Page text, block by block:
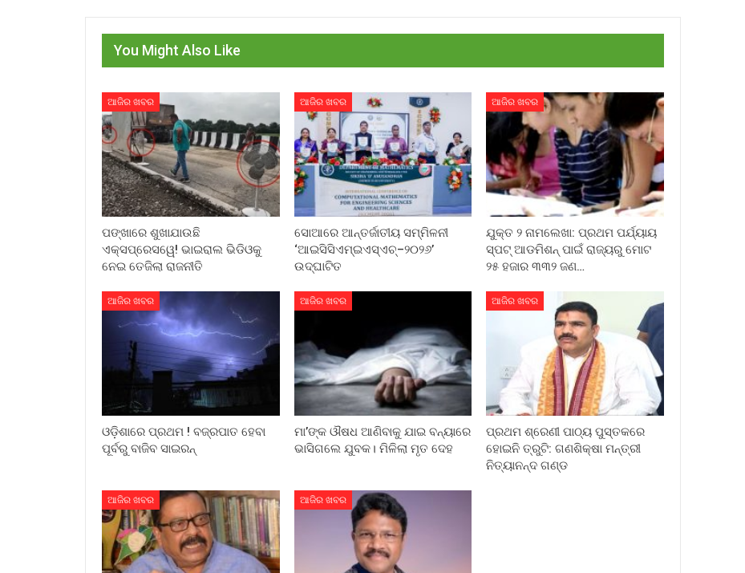
You Might Also Like
ଆଜିର ଖବର
ପଙ୍ଖାରେ ଶୁଖାଯାଉଛି
ଏକ୍ସପ୍ରେସୱେ! ଭାଇରାଲ ଭିଡିଓକୁ
ନେଇ ତେଜିଲା ରାଜନୀତି
ଆଜିର ଖବର
ସୋଆରେ ଆନ୍ତର୍ଜାତୀୟ ସମ୍ମିଳନୀ
‘ଆଇସିସିଏମ୍‌ଇଏସ୍‌ଏଚ୍‌–୨୦୨୬’
ଉଦ୍‌ଘାଟିତ
ଆଜିର ଖବର
ଯୁକ୍ତ ୨ ନାମଲେଖା: ପ୍ରଥମ ପର୍ଯ୍ୟାୟ
ସ୍ପଟ୍ ଆଡମିଶନ୍ ପାଇଁ ରାଜ୍ୟରୁ ମୋଟ
୨୫ ହଜାର ୩୩୨ ଜଣ…
ଆଜିର ଖବର
ଓଡ଼ିଶାରେ ପ୍ରଥମ ! ବଜ୍ରପାତ ହେବା
ପୂର୍ବରୁ ବାଜିବ ସାଇରନ୍
ଆଜିର ଖବର
ମା’ଙ୍କ ଔଷଧ ଆଣିବାକୁ ଯାଇ ବନ୍ୟାରେ
ଭାସିଗଲେ ଯୁବକ। ମିଳିଲା ମୃତ ଦେହ
ଆଜିର ଖବର
ପ୍ରଥମ ଶ୍ରେଣୀ ପାଠ୍ୟ ପୁସ୍ତକରେ
ହୋଇନି ତ୍ରୁଟି: ଗଣଶିକ୍ଷା ମନ୍ତ୍ରୀ
ନିତ୍ୟାନନ୍ଦ ଗଣ୍ଡ
ଆଜିର ଖବର ଆଜିର ଖବର